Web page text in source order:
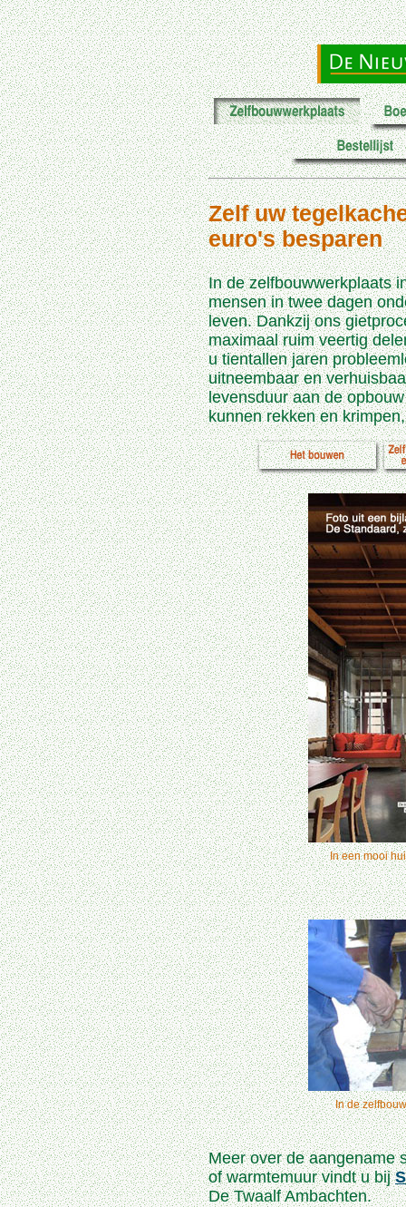
Zelf uw
euro's besparen
In de zelfbouwwerkplaats
mensen in twee dagen
leven. Dankzij ons
maximaal ruim veertig
u tientallen jaren
uitneembaar en
levensduur aan de
kunnen rekken en
In een mooi
In de
Meer over de aangename
of warmtemuur vindt u bij
De Twaalf Ambachten.